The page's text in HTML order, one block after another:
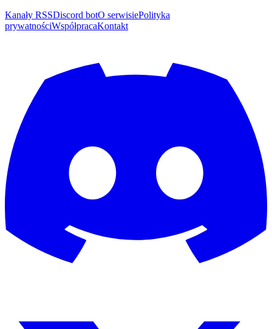
Kanały RSSDiscord botO serwisiePolityka
prywatnościWspółpracaKontakt